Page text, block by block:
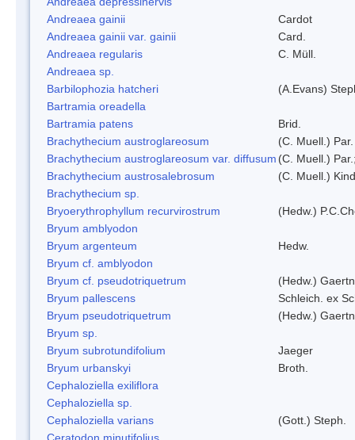
Andreaea gainii
Cardot
Andreaea gainii var. gainii
Card.
Andreaea regularis
C. Müll.
Andreaea sp.
Barbilophozia hatcheri
(A.Evans)
Bartramia oreadella
Bartramia patens
Brid.
Brachythecium austroglareosum
(C. Muell.) Par.
Brachythecium austroglareosum var. diffusum (C. Muell.)
Brachythecium austrosalebrosum
(C. Muell.)
Brachythecium sp.
Bryoerythrophyllum recurvirostrum
(Hedw.)
Bryum amblyodon
Bryum argenteum
Hedw.
Bryum cf. amblyodon
Bryum cf. pseudotriquetrum
(Hedw.)
Bryum pallescens
Schleich. ex
Bryum pseudotriquetrum
(Hedw.)
Bryum sp.
Bryum subrotundifolium
Jaeger
Bryum urbanskyi
Broth.
Cephaloziella exiliflora
Cephaloziella sp.
Cephaloziella varians
(Gott.) Steph.
Ceratodon minutifolius